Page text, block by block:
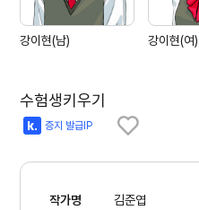
강이현(남) 강이현(여)
수험생키우기
증지 발급IP
작가명 김준엽